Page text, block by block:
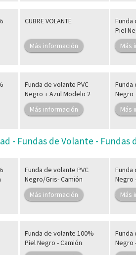
CUBRE VOLANTE
Más información
Funda
Piel
Más
Funda de volante PVC
Negro + Azul Modelo 2
Más información
Funda
Negro
Más
- Fundas de Volante - Fundas
Funda de volante PVC
Negro/Gris- Camión
Más información
Funda
Negro
Más
Funda de volante 100%
Piel Negro - Camión
Funda
Negro